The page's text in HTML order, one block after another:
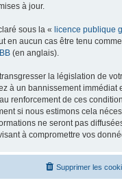
à jour.
sous la « licence publique
en aucun cas être tenu
(en anglais).
la législation de
à un bannissement immédiat
renforcement de ces
si nous estimons cela
ne seront pas
à compromettre vos
Supprimer les